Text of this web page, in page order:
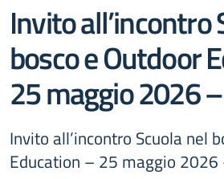
Invito all’incontro
bosco e Outdoor
25 maggio 2026
Invito all’incontro Scuola nel
Education – 25 maggio 2026